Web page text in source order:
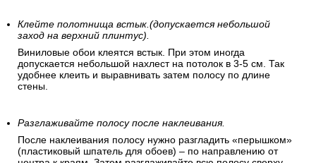
Клейте полотнища встык.(допускается небольшой
заход на верхний плинтус).
Виниловые обои клеятся встык. При этом иногда
допускается небольшой нахлест на потолок в 3-5 см. Так
удобнее клеить и выравнивать затем полосу по длине
стены.
Разглаживайте полосу после наклеивания.
После наклеивания полосу нужно разгладить «перышком»
(пластиковый шпатель для обоев) – по направлению от